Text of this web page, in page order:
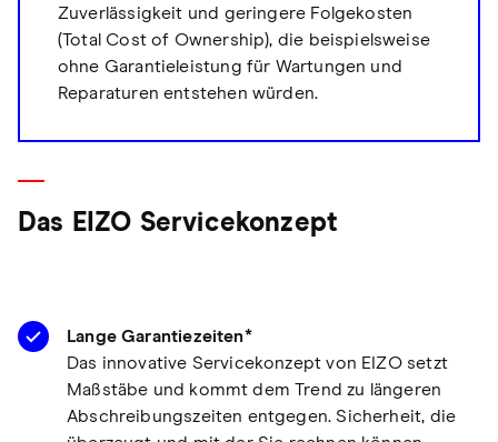
Zuverlässigkeit und geringere Folgekosten
(Total Cost of Ownership), die beispielsweise
ohne Garantieleistung für Wartungen und
Reparaturen entstehen würden.
Das EIZO Servicekonzept
Lange Garantiezeiten*
Das innovative Servicekonzept von EIZO setzt
Maßstäbe und kommt dem Trend zu längeren
Abschreibungszeiten entgegen. Sicherheit, die